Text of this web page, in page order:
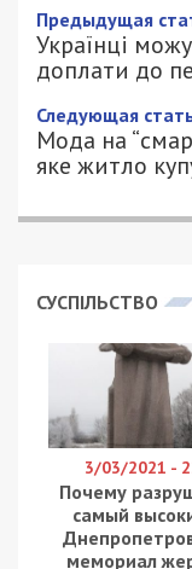
Предыдущая
Українці
доплати до
Следующая
Мода на
яке житло
СУСПІЛЬСТВО
3/03/2021 -
Почему
самый
мемориал